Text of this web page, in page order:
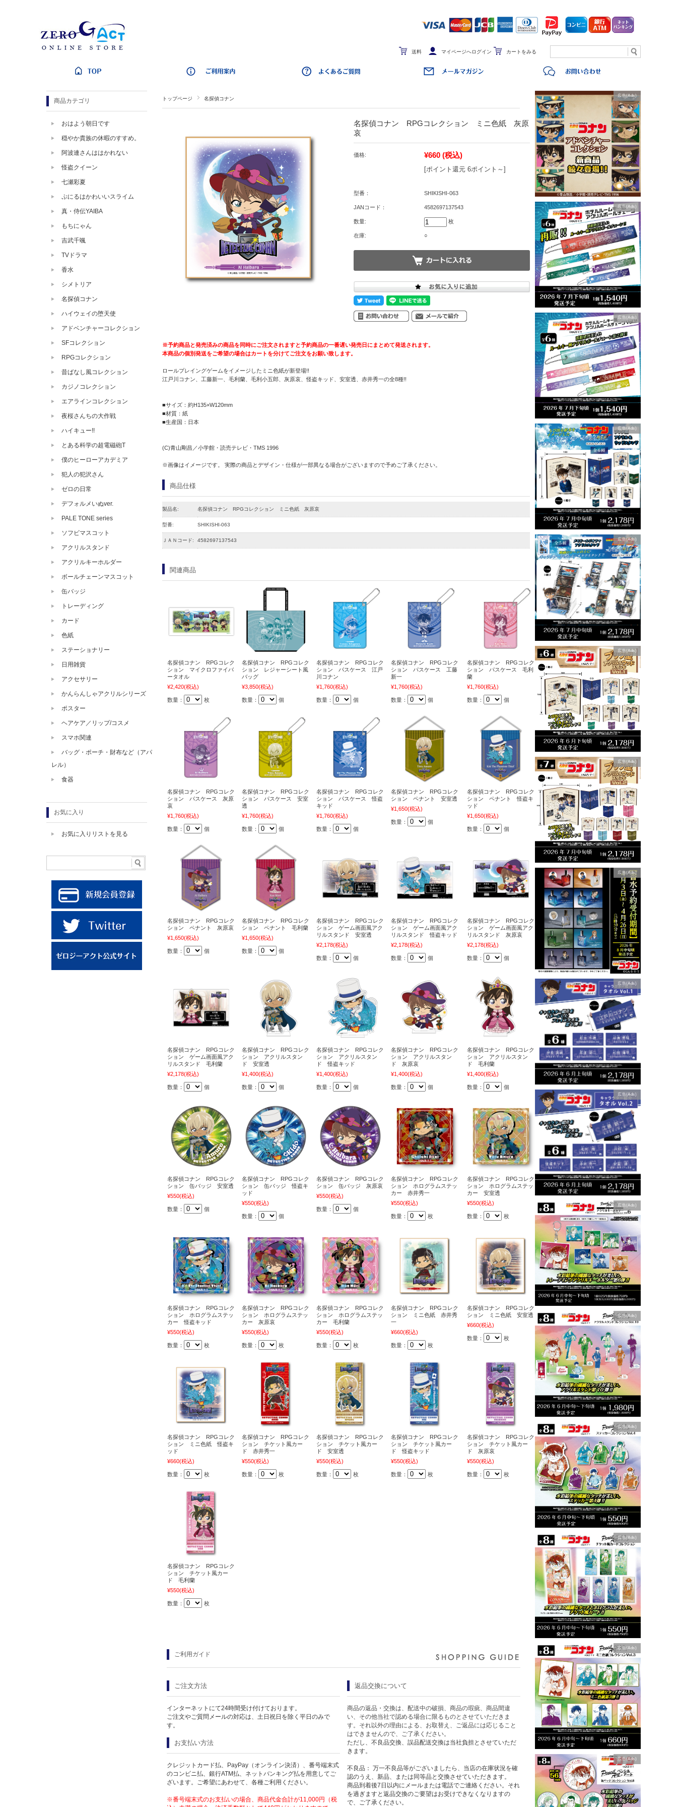
送料 マイページへログイン カートをみる
広告(Ads)
広告(Ads)
広告(Ads)
広告(Ads)
広告(Ads)
広告(Ads)
広告(Ads)
広告(Ads)
広告(Ads)
広告(Ads)
広告(Ads)
広告(Ads)
広告(Ads)
広告(Ads)
広告(Ads)
広告(Ads)
トップページ 名探偵コナン
名探偵コナン RPGコレクション ミニ色紙 灰原
哀
価格: ¥660 (税込)
[ポイント還元 6ポイント～]
型番： SHIKISHI-063
JANコード： 4582697137543
数量: 枚
在庫: ○
※予約商品と発売済みの商品を同時にご注文されますと予約商品の一番遅い発売日にまとめて発送されます。
本商品の個別発送をご希望の場合はカートを分けてご注文をお願い致します。
ロールプレイングゲームをイメージしたミニ色紙が新登場!!
江戸川コナン、工藤新一、毛利蘭、毛利小五郎、灰原哀、怪盗キッド、安室透、赤井秀一の全8種!!
■サイズ：約H135×W120mm
■材質：紙
■生産国：日本
(C)青山剛昌／小学館・読売テレビ・TMS 1996
※画像はイメージです。 実際の商品とデザイン・仕様が一部異なる場合がございますので予めご了承ください。
商品仕様
製品名: 名探偵コナン RPGコレクション ミニ色紙 灰原哀
型番: SHIKISHI-063
ＪＡＮコード: 4582697137543
関連商品
名探偵コナン RPGコレク
ション マイクロファイバ
ータオル
¥2,420(税込)
数量： 枚
名探偵コナン RPGコレク
ション レジャーシート風
バッグ
¥3,850(税込)
数量： 個
名探偵コナン RPGコレク
ション パスケース 江戸
川コナン
¥1,760(税込)
数量： 個
名探偵コナン RPGコレク
ション パスケース 工藤
新一
¥1,760(税込)
数量： 個
名探偵コナン RPGコレク
ション パスケース 毛利
蘭
¥1,760(税込)
数量： 個
名探偵コナン RPGコレク
ション パスケース 灰原
哀
¥1,760(税込)
数量： 個
名探偵コナン RPGコレク
ション パスケース 安室
透
¥1,760(税込)
数量： 個
名探偵コナン RPGコレク
ション パスケース 怪盗
キッド
¥1,760(税込)
数量： 個
名探偵コナン RPGコレク
ション ペナント 安室透
¥1,650(税込)
数量： 個
名探偵コナン RPGコレク
ション ペナント 怪盗キ
ッド
¥1,650(税込)
数量： 個
名探偵コナン RPGコレク
ション ペナント 灰原哀
¥1,650(税込)
数量： 個
名探偵コナン RPGコレク
ション ペナント 毛利蘭
¥1,650(税込)
数量： 個
名探偵コナン RPGコレク
ション ゲーム画面風アク
リルスタンド 安室透
¥2,178(税込)
数量： 個
名探偵コナン RPGコレク
ション ゲーム画面風アク
リルスタンド 怪盗キッド
¥2,178(税込)
数量： 個
名探偵コナン RPGコレク
ション ゲーム画面風アク
リルスタンド 灰原哀
¥2,178(税込)
数量： 個
名探偵コナン RPGコレク
ション ゲーム画面風アク
リルスタンド 毛利蘭
¥2,178(税込)
数量： 個
名探偵コナン RPGコレク
ション アクリルスタン
ド 安室透
¥1,400(税込)
数量： 個
名探偵コナン RPGコレク
ション アクリルスタン
ド 怪盗キッド
¥1,400(税込)
数量： 個
名探偵コナン RPGコレク
ション アクリルスタン
ド 灰原哀
¥1,400(税込)
数量： 個
名探偵コナン RPGコレク
ション アクリルスタン
ド 毛利蘭
¥1,400(税込)
数量： 個
名探偵コナン RPGコレク
ション 缶バッジ 安室透
¥550(税込)
数量： 個
名探偵コナン RPGコレク
ション 缶バッジ 怪盗キ
ッド
¥550(税込)
数量： 個
名探偵コナン RPGコレク
ション 缶バッジ 灰原哀
¥550(税込)
数量： 個
名探偵コナン RPGコレク
ション ホログラムステッ
カー 赤井秀一
¥550(税込)
数量： 枚
名探偵コナン RPGコレク
ション ホログラムステッ
カー 安室透
¥550(税込)
数量： 枚
名探偵コナン RPGコレク
ション ホログラムステッ
カー 怪盗キッド
¥550(税込)
数量： 枚
名探偵コナン RPGコレク
ション ホログラムステッ
カー 灰原哀
¥550(税込)
数量： 枚
名探偵コナン RPGコレク
ション ホログラムステッ
カー 毛利蘭
¥550(税込)
数量： 枚
名探偵コナン RPGコレク
ション ミニ色紙 赤井秀
一
¥660(税込)
数量： 枚
名探偵コナン RPGコレク
ション ミニ色紙 安室透
¥660(税込)
数量： 枚
名探偵コナン RPGコレク
ション ミニ色紙 怪盗キ
ッド
¥660(税込)
数量： 枚
名探偵コナン RPGコレク
ション チケット風カー
ド 赤井秀一
¥550(税込)
数量： 枚
名探偵コナン RPGコレク
ション チケット風カー
ド 安室透
¥550(税込)
数量： 枚
名探偵コナン RPGコレク
ション チケット風カー
ド 怪盗キッド
¥550(税込)
数量： 枚
名探偵コナン RPGコレク
ション チケット風カー
ド 灰原哀
¥550(税込)
数量： 枚
名探偵コナン RPGコレク
ション チケット風カー
ド 毛利蘭
¥550(税込)
数量： 枚
ご利用ガイド
ご注文方法
インターネットにて24時間受け付けております。
ご注文やご質問メールの対応は、土日祝日を除く平日のみで
す。
お支払い方法
クレジットカード払、PayPay（オンライン決済）、番号端末式
のコンビニ払、銀行ATM払、ネットバンキング払を用意してご
ざいます。ご希望にあわせて、各種ご利用ください。
※番号端末式のお支払いの場合、商品代金合計が11,000円（税
返品交換について
商品の返品・交換は、配送中の破損、商品の瑕疵、商品間違
い、その他当社で認める場合に限るものとさせていただきま
す。それ以外の理由による、お取替え、ご返品には応じること
はできませんので、ご了承ください。
ただし、不良品交換、誤品配送交換は当社負担とさせていただ
きます。
不良品： 万一不良品等がございましたら、当店の在庫状況を確
認のうえ、新品、または同等品と交換させていただきます。
商品到着後7日以内にメールまたは電話でご連絡ください。それ
を過ぎますと返品交換のご要望はお受けできなくなりますの
で、ご了承ください。
商品カテゴリ
おはよう朝日です
穏やか貴族の休暇のすすめ。
阿波連さんははかれない
怪盗クイーン
七瀬彩夏
ぷにるはかわいいスライム
真・侍伝YAIBA
もちにゃん
吉武千颯
TVドラマ
香水
シメトリア
名探偵コナン
ハイウェイの堕天使
アドベンチャーコレクション
SFコレクション
RPGコレクション
昔ばなし風コレクション
カジノコレクション
エアラインコレクション
夜桜さんちの大作戦
ハイキュー!!
とある科学の超電磁砲T
僕のヒーローアカデミア
犯人の犯沢さん
ゼロの日常
デフォルメいぬver.
PALE TONE series
ソフビマスコット
アクリルスタンド
アクリルキーホルダー
ボールチェーンマスコット
缶バッジ
トレーディング
カード
色紙
ステーショナリー
日用雑貨
アクセサリー
かんらんしゃアクリルシリーズ
ポスター
ヘアケア／リップ/コスメ
スマホ関連
バッグ・ポーチ・財布など（アパ
レル）
食器
お気に入り
お気に入りリストを見る